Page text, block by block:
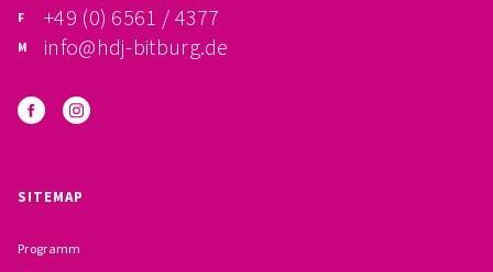
INSTITUTIONELLES SCHUTZKONZEPT
VERHALTENSKODEX FÜR HAUPTAMTLICHE
VERPFLICHTUNGSERKLÄRUNG UND
+49 (0) 6561 / 4377
info@hdj-bitburg.de
SITEMAP
Programm